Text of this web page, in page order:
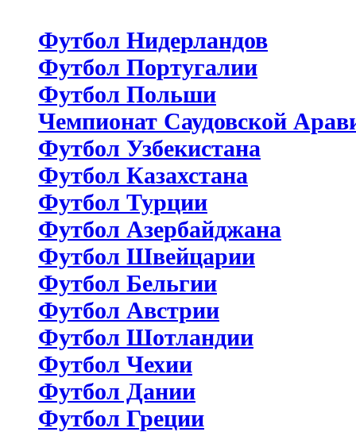
Футбол Нидерландов
Футбол Португалии
Футбол Польши
Чемпионат Саудовской
Футбол Узбекистана
Футбол Казахстана
Футбол Турции
Футбол Азербайджана
Футбол Швейцарии
Футбол Бельгии
Футбол Австрии
Футбол Шотландии
Футбол Чехии
Футбол Дании
Футбол Греции